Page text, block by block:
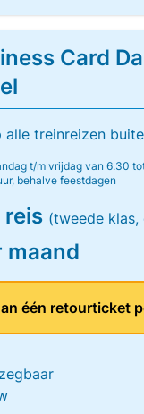
Card
treinreizen
t/m vrijdag van 6.30
behalve feestdagen
reis (tweede klas,
maand
één retourticket